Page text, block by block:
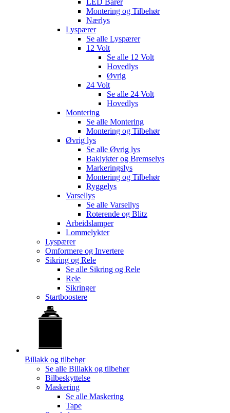
Montering og Tilbehør
Nærlys
Lyspærer
Se alle Lyspærer
12 Volt
Se alle 12 Volt
Hovedlys
Øvrig
24 Volt
Se alle 24 Volt
Hovedlys
Montering
Se alle Montering
Montering og Tilbehør
Øvrig lys
Se alle Øvrig lys
Baklykter og Bremselys
Markeringslys
Montering og Tilbehør
Ryggelys
Varsellys
Se alle Varsellys
Roterende og Blitz
Arbeidslamper
Lommelykter
Lyspærer
Omformere og Invertere
Sikring og Rele
Se alle Sikring og Rele
Rele
Sikringer
Startboostere
Billakk og tilbehør
Se alle Billakk og tilbehør
Bilbeskyttelse
Maskering
Se alle Maskering
Tape